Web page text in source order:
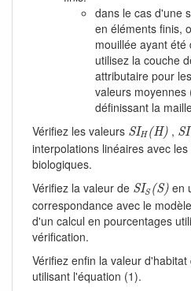
dans le cas d'une
en éléments finis,
mouillée ayant été
utilisez la couche
attributaire pour
valeurs
définissant la
Vérifiez les valeurs SIH(H)
SIH (H), SI
SIV
interpolations linéaires avec
biologiques.
Vérifiez la valeur de SIS(S)
SIS(S)en
correspondance avec le
d'un calcul en pourcentages
vérification.
Vérifiez enfin la valeur
utilisant l'équation (1).